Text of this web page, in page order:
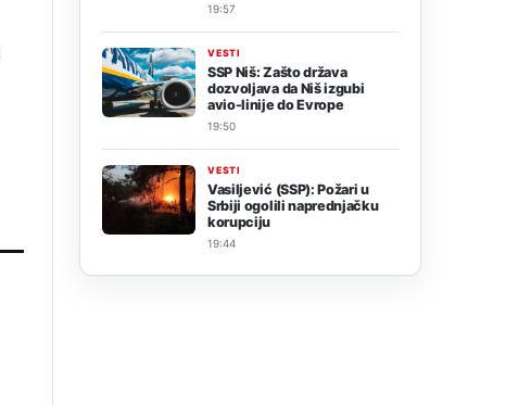
19:57
VESTI
SSP Niš: Zašto država
dozvoljava da Niš izgubi
avio-linije do Evrope
19:50
VESTI
Vasiljević (SSP): Požari u
Srbiji ogolili naprednjačku
korupciju
19:44